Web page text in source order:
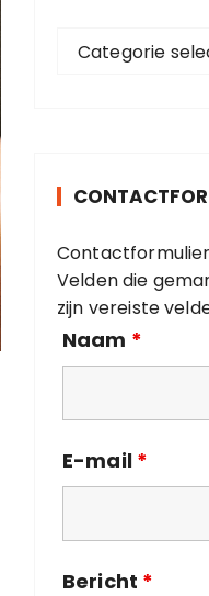
r
e
ë
n
Categorie
Contactformulier
Velden die
zijn vereiste
Naam *
E-mail *
Bericht *